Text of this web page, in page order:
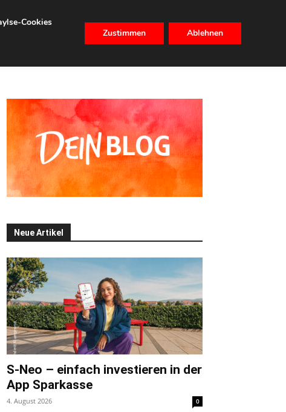
IMMOBILIEN
Neue Artikel
S-Neo – einfach investieren in der
App Sparkasse
4. August 2026 0
Cookies
Zustimmen Ablehnen